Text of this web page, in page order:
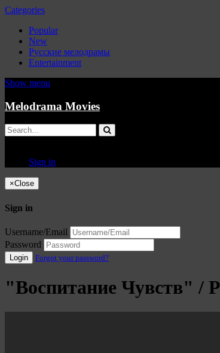
Categories
Popular
New
Русские мелодрамы
Entertainment
Show menu
Melodrama Movies
Sign in
×Close
Sign in
Username/Email
Password
Login Forgot your password?
"Воспитание